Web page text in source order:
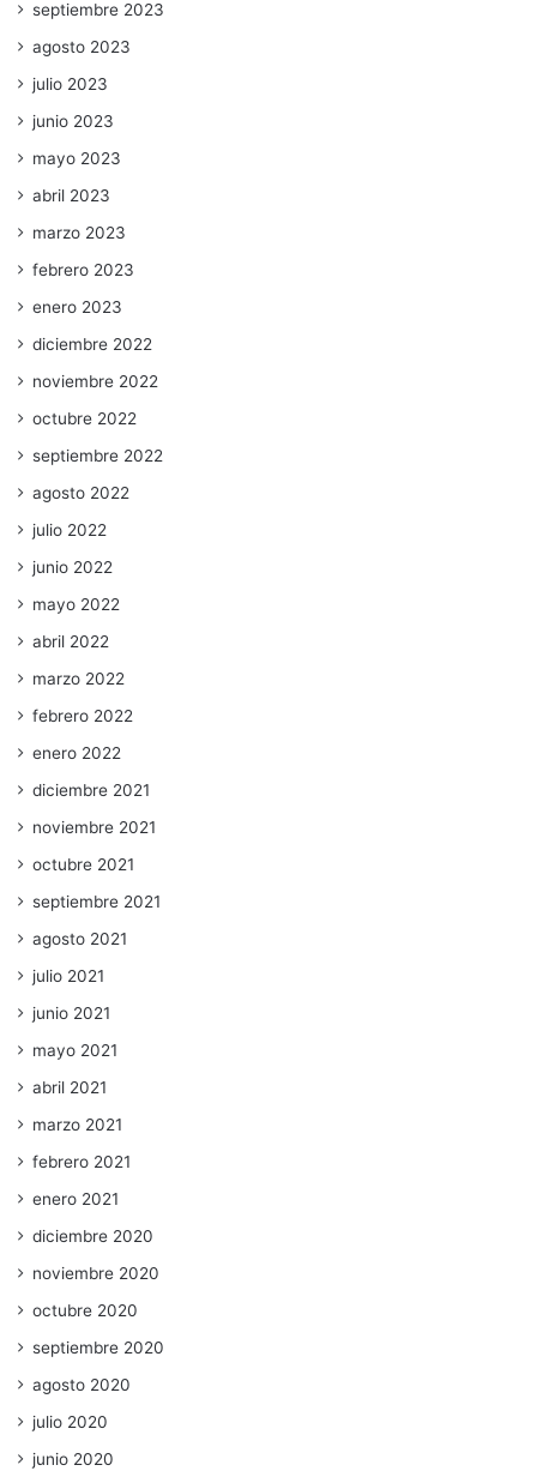
septiembre 2023
agosto 2023
julio 2023
junio 2023
mayo 2023
abril 2023
marzo 2023
febrero 2023
enero 2023
diciembre 2022
noviembre 2022
octubre 2022
septiembre 2022
agosto 2022
julio 2022
junio 2022
mayo 2022
abril 2022
marzo 2022
febrero 2022
enero 2022
diciembre 2021
noviembre 2021
octubre 2021
septiembre 2021
agosto 2021
julio 2021
junio 2021
mayo 2021
abril 2021
marzo 2021
febrero 2021
enero 2021
diciembre 2020
noviembre 2020
octubre 2020
septiembre 2020
agosto 2020
julio 2020
junio 2020